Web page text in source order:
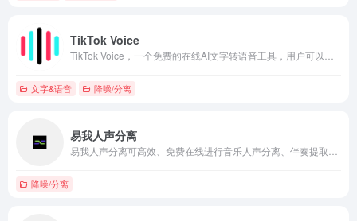
TikTok Voice
文字&语音 降噪/分离
易我人声分离
降噪/分离